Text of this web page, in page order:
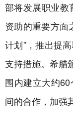
部将发展职业教
资助的重要方面
计划”，推出提
支持措施。希腊
围内建立大约
间的合作，加强